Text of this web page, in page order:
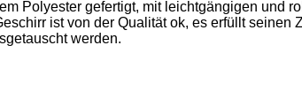
Polyester gefertigt, mit leichtgängigen und
ist von der Qualität ok, es erfüllt
werden.